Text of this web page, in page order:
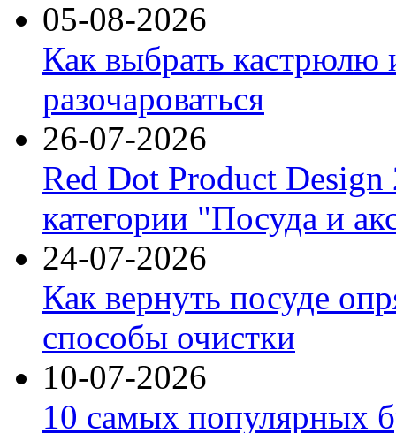
05-08-2026
Как выбрать кастрюлю
разочароваться
26-07-2026
Red Dot Product Design
категории "Посуда и
24-07-2026
Как вернуть посуде
способы очистки
10-07-2026
10 самых популярных